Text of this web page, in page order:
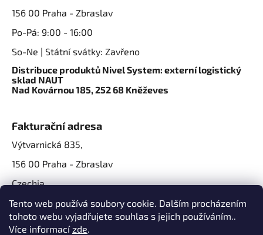
Tento web používá soubory cookie. Dalším procházením
tohoto webu vyjadřujete souhlas s jejich používáním..
Více informacízde.
156 00 Praha - Zbraslav
Po-Pá: 9:00 - 16:00
So-Ne | Státní svátky: Zavřeno
Distribuce produktů Nivel System: externí logistický
sklad NAUT
Nad Kovárnou 185, 252 68 Kněževes
Fakturační adresa
Výtvarnická 835,
156 00 Praha - Zbraslav
Czechia
IČO: 07724861
IČ DPH: CZ07724861